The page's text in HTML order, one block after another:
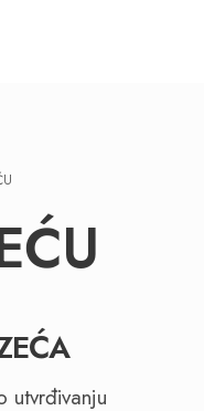
utvrđivanju